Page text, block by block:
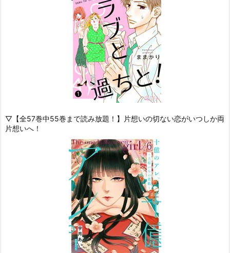
▽【全57巻中55巻まで読み放題！】片想いの切ない恋がいつしか両
片想いへ！